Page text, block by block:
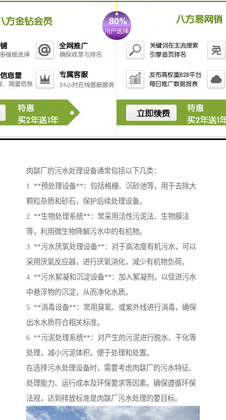
用，用于灌溉等用途，减少水资源浪费。
养鸡场的污水处理系统应该根据养殖规模、污水排放量
以及当地环保要求进行设计和选择合适的设备。
肉联厂的污水处理设备通常包括以下几类：
1. **预处理设备**：包括格栅、沉砂池等，用于去除大
颗粒杂质和砂石，保护后续处理设备。
2. **生物处理系统**：常采用活性污泥法、生物膜法
等，利用微生物降解污水中的有机物。
3. **污水厌氧处理设备**：对于高浓度有机污水，可以
采用厌氧反应器，进行厌氧消化，减少有机物负荷。
4. **污水絮凝和沉淀设备**：加入絮凝剂，以促进污水
中悬浮物的沉淀，从而净化水质。
5. **消毒设备**：常用臭氧、或紫外线进行消毒，确保
出水水质符合相关标准。
6. **污泥处理系统**：对产生的污泥进行脱水、干化等
处理，减小污泥体积，便于处理和处置。
在选择污水处理设备时，需要考虑肉联厂的污水特征、
处理能力、运行成本及环保要求等因素。确保遵循环保
法规，达到排放标准是肉联厂污水处理的要目标。